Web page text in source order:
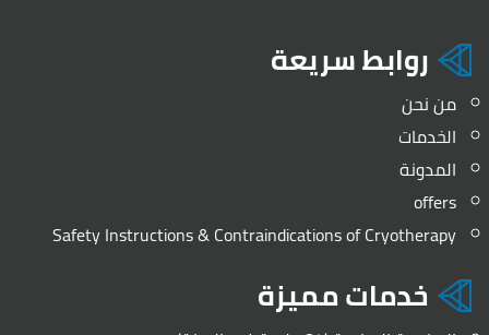
روابط سريعة
من نحن
الخدمات
المدونة
offers
Safety Instructions & Contraindications of Cryotherapy
خدمات مميزة